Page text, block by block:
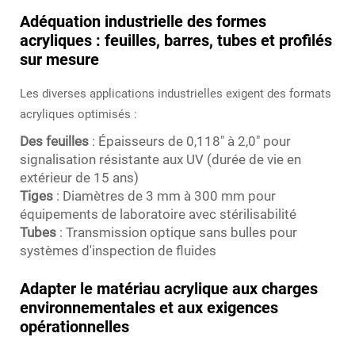
Adéquation industrielle des formes
acryliques : feuilles, barres, tubes et profilés
sur mesure
Les diverses applications industrielles exigent des formats
acryliques optimisés :
Des feuilles : Épaisseurs de 0,118" à 2,0" pour
signalisation résistante aux UV (durée de vie en
extérieur de 15 ans)
Tiges : Diamètres de 3 mm à 300 mm pour
équipements de laboratoire avec stérilisabilité
Tubes : Transmission optique sans bulles pour
systèmes d'inspection de fluides
Adapter le matériau acrylique aux charges
environnementales et aux exigences
opérationnelles